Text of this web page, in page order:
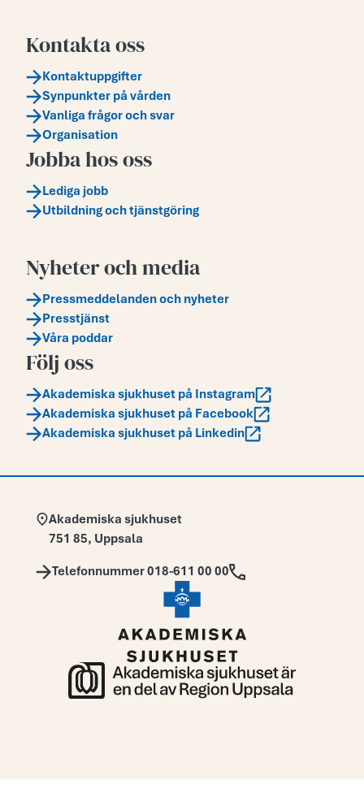
Kontakta oss
Kontaktuppgifter
Synpunkter på vården
Vanliga frågor och svar
Organisation
Jobba hos oss
Lediga jobb
Utbildning och tjänstgöring
Nyheter och media
Pressmeddelanden och nyheter
Presstjänst
Våra poddar
Följ oss
Akademiska sjukhuset på Instagram
Akademiska sjukhuset på Facebook
Akademiska sjukhuset på Linkedin
Adress:
Akademiska sjukhuset
751 85, Uppsala
Telefon:
Telefonnummer 018-611 00 00